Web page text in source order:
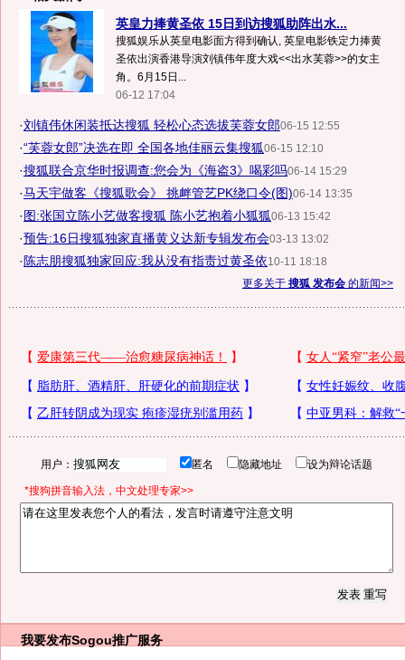
英皇力捧黄圣依 15日到访搜狐助阵出水...
搜狐娱乐从英皇电影面方得到确认, 英皇电影铁定力捧黄
圣依出演香港导演刘镇伟年度大戏<<出水芙蓉>>的女主
角。6月15日...
06-12 17:04
·刘镇伟休闲装抵达搜狐 轻松心态选拔芙蓉女郎06-15 12:55
·“芙蓉女郎”决选在即 全国各地佳丽云集搜狐06-15 12:10
·搜狐联合京华时报调查:您会为《海盗3》喝彩吗06-14 15:29
·马天宇做客《搜狐歌会》 挑衅管艺PK绕口令(图)06-14 13:35
·图:张国立陈小艺做客搜狐 陈小艺抱着小狐狐06-13 15:42
·预告:16日搜狐独家直播黄义达新专辑发布会03-13 13:02
· 陈志朋搜狐独家回应:我从没有指责过黄圣依10-11 18:18
更多关于 搜狐 发布会 的新闻>>
用户： 匿名 隐藏地址 设为辩论话题
*搜狗拼音输入法，中文处理专家>>
我要发布Sogou推广服务